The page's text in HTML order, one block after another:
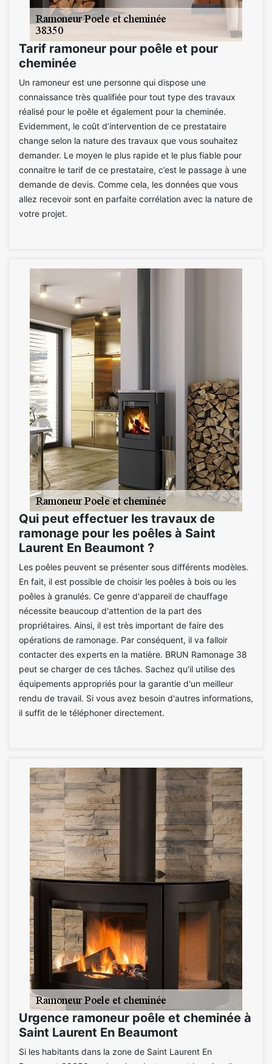
Tarif ramoneur pour poêle et pour
cheminée
Un ramoneur est une personne qui dispose une
connaissance très qualifiée pour tout type des travaux
réalisé pour le poêle et également pour la cheminée.
Evidemment, le coût d’intervention de ce prestataire
change selon la nature des travaux que vous souhaitez
demander. Le moyen le plus rapide et le plus fiable pour
connaitre le tarif de ce prestataire, c’est le passage à une
demande de devis. Comme cela, les données que vous
allez recevoir sont en parfaite corrélation avec la nature de
votre projet.
Qui peut effectuer les travaux de
ramonage pour les poêles à Saint
Laurent En Beaumont ?
Les poêles peuvent se présenter sous différents modèles.
En fait, il est possible de choisir les poêles à bois ou les
poêles à granulés. Ce genre d'appareil de chauffage
nécessite beaucoup d'attention de la part des
propriétaires. Ainsi, il est très important de faire des
opérations de ramonage. Par conséquent, il va falloir
contacter des experts en la matière. BRUN Ramonage 38
peut se charger de ces tâches. Sachez qu'il utilise des
équipements appropriés pour la garantie d'un meilleur
rendu de travail. Si vous avez besoin d'autres informations,
il suffit de le téléphoner directement.
Urgence ramoneur poêle et cheminée à
Saint Laurent En Beaumont
Si les habitants dans la zone de Saint Laurent En